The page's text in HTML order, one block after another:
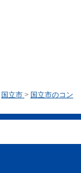
国立市 > 国立市のコン